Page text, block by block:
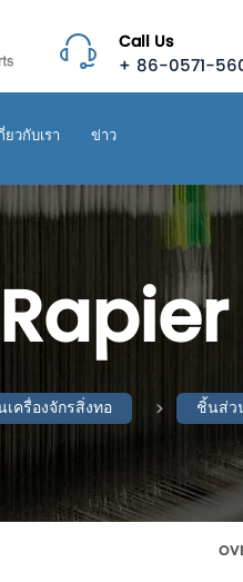
Call Us
+ 86-0571-
ยวกับเรา ข่าว
ครื่องจักรสิ่งทอ ชิ้นส่ว